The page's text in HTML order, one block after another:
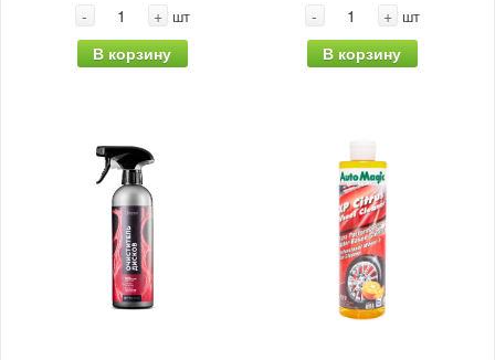
- + шт
В корзину
- + шт
В корзину